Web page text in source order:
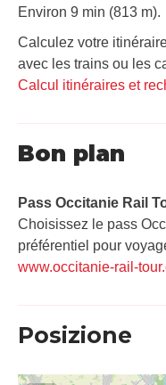
Environ 9 min (813 m).
Calculez votre
avec les trains ou les
Calcul itinéraires et
Bon plan
Pass Occitanie Rail
Choisissez le pass
préférentiel pour
www.occitanie-rail-
Posizione